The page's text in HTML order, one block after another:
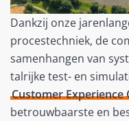
Dankzij onze
procestechniek, de
samenhangen van
talrijke test- en
Customer Experience
betrouwbaarste en